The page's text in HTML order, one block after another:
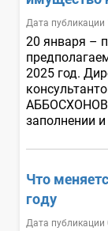
Дата публикации
20 января –
2025 год.
заполнении
Что
году
Дата публикации